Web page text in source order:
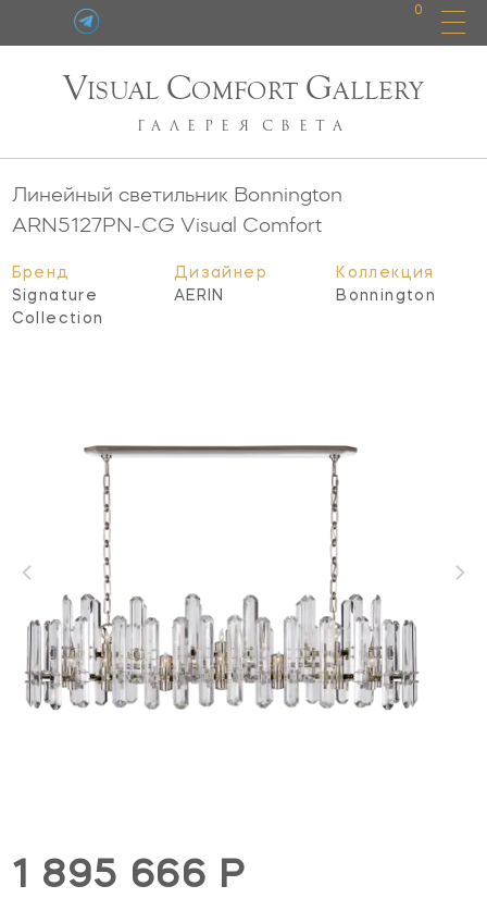
0
VISUAL COMFORT GALLERY
ГАЛЕРЕЯ СВЕТА
Линейный светильник Bonnington
ARN5127PN-CG Visual Comfort
Бренд
Signature
Collection
Дизайнер
AERIN
Коллекция
Bonnington
1 895 666 Р